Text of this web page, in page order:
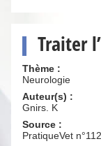
Traiter
Thème :
Neurologie
Auteur(s) :
Gnirs. K
Source :
PratiqueVet